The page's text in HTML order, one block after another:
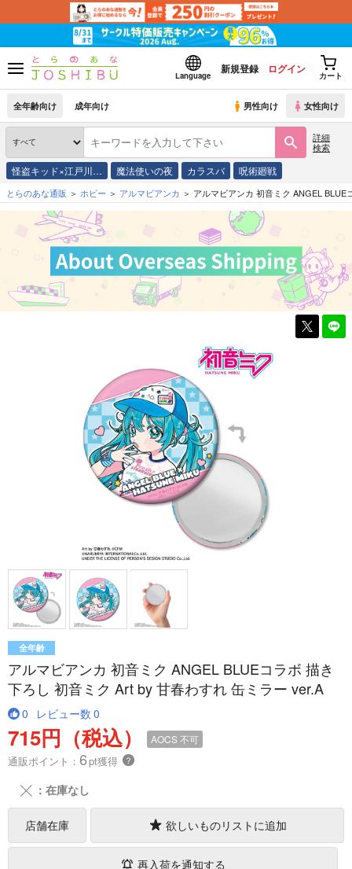
Language
新規登録 ログイン
カート
全年齢向け 成年向け 男性向け 女性向け
詳細
検索
怪盗キッド×江戸川… 魔法使いの夜 カラスバ 呪術廻戦
とらのあな通販 ホビー アルマビアンカ アルマビアンカ 初音ミク ANGEL
全年齢
アルマビアンカ 初音ミク ANGEL BLUEコラボ 描き
下ろし 初音ミク Art by 甘春わすれ 缶ミラー ver.A
0 レビュー数 0
715円（税込） AOCS不可
通販ポイント： 6pt獲得 ？
╳ ：在庫なし
店舗在庫 欲しいものリストに追加
再入荷を通知する